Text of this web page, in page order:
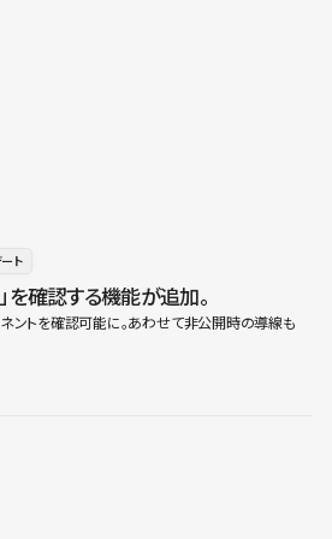
ト
を確認する機能が追加。
ントを確認可能に。あわせて非公開時の導線も